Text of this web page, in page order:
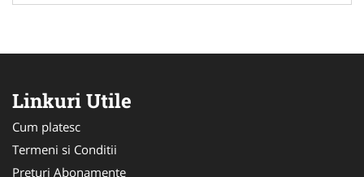
Linkuri Utile
Cum platesc
Termeni si Conditii
Preturi Abonamente